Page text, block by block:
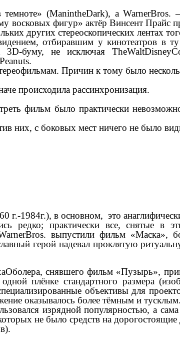
темноте» (ManintheDark), а
фигур» актёр Винсент Прайс
других стереоскопических лентах
отбиравшим у кинотеатров в
буму, не исключая
Причин к тому было
происходила рассинхронизация.
фильм было практически
них, с боковых мест ничего не было
г.-1984г.), в основном, это
редко; практически все, снятые в
выпустили фильм «Маска»,
герой надевал проклятую
снявшего фильм «Пузырь»,
плёнке стандартного размера
объективы для
оказывалось более тёмным и тусклым.
изрядной популярностью, а сама
не было средств на